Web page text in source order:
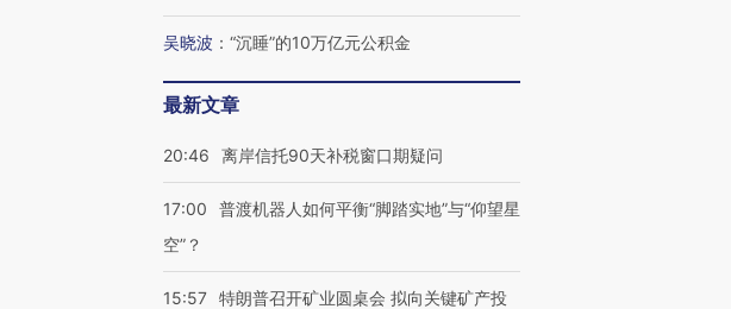
吴晓波 ： “沉睡”的10万亿元公积金
最新文章
20:46 离岸信托90天补税窗口期疑问
17:00
普渡机器人如何平衡“脚踏实地”与“仰望星
空”？
15:57 特朗普召开矿业圆桌会 拟向关键矿产投